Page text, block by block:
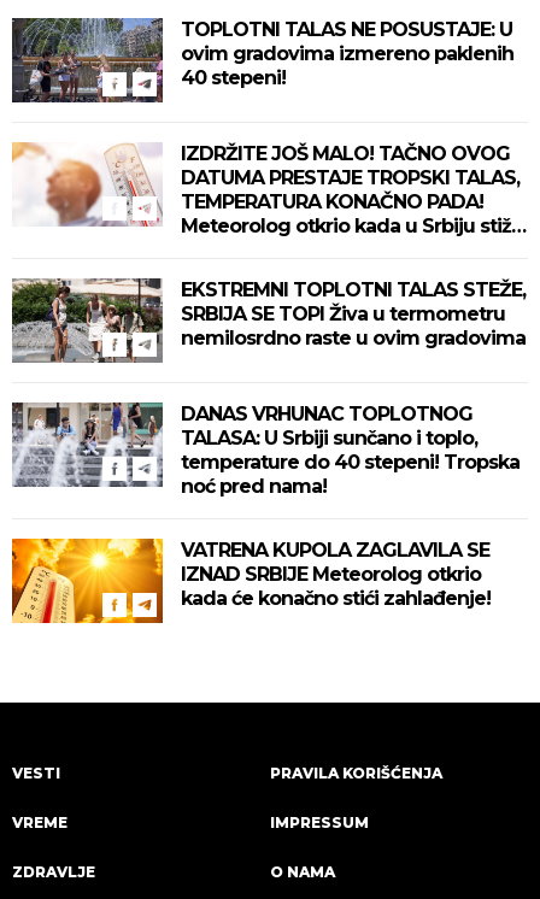
TOPLOTNI TALAS NE POSUSTAJE: U
ovim gradovima izmereno paklenih
40 stepeni!
IZDRŽITE JOŠ MALO! TAČNO OVOG
DATUMA PRESTAJE TROPSKI TALAS,
TEMPERATURA KONAČNO PADA!
Meteorolog otkrio kada u Srbiju stiže
EKSTREMNI TOPLOTNI TALAS STEŽE,
SRBIJA SE TOPI Živa u termometru
nemilosrdno raste u ovim gradovima
DANAS VRHUNAC TOPLOTNOG
TALASA: U Srbiji sunčano i toplo,
temperature do 40 stepeni! Tropska
noć pred nama!
VATRENA KUPOLA ZAGLAVILA SE
IZNAD SRBIJE Meteorolog otkrio
kada će konačno stići zahlađenje!
VESTI
VREME
ZDRAVLJE
PRAVILA KORIŠĆENJA
IMPRESSUM
O NAMA